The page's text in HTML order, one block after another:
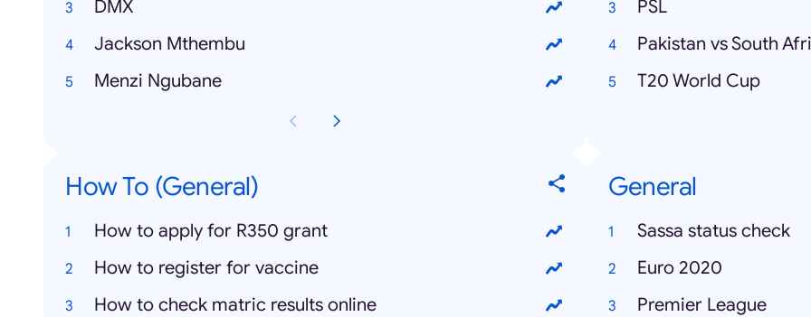
DMX
Jackson Mthembu
Menzi Ngubane
PSL
Pakistan vs South
T20 World Cup
How To (General)
How to apply for R350 grant
How to register for vaccine
How to check matric results online
General
Sassa status check
Euro 2020
Premier League